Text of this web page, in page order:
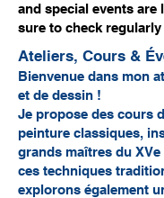
and special events are
sure to check regularly
Ateliers, Cours &
Bienvenue dans mon
et de dessin !
Je propose des cours
peinture classiques,
grands maîtres du
ces techniques
explorons également